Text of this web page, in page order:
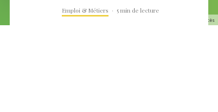
Fiche métier ingénieur aéronautique salaire, formation et conditions d’accès
Emploi & Métiers · 5 min de lecture